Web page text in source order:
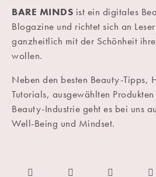
BARE MINDS ist ein digitales
Blogazine und richtet sich an
ganzheitlich mit der Schönheit
wollen.
Neben den besten Beauty-Tipps,
Tutorials, ausgewählten
Beauty-Industrie geht es bei uns
Well-Being und Mindset.